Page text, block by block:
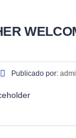
Publicado por: